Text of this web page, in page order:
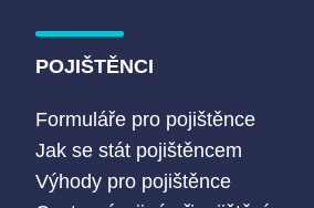
POJIŠTĚNCI
Formuláře pro pojištěnce
Jak se stát pojištěncem
Výhody pro pojištěnce